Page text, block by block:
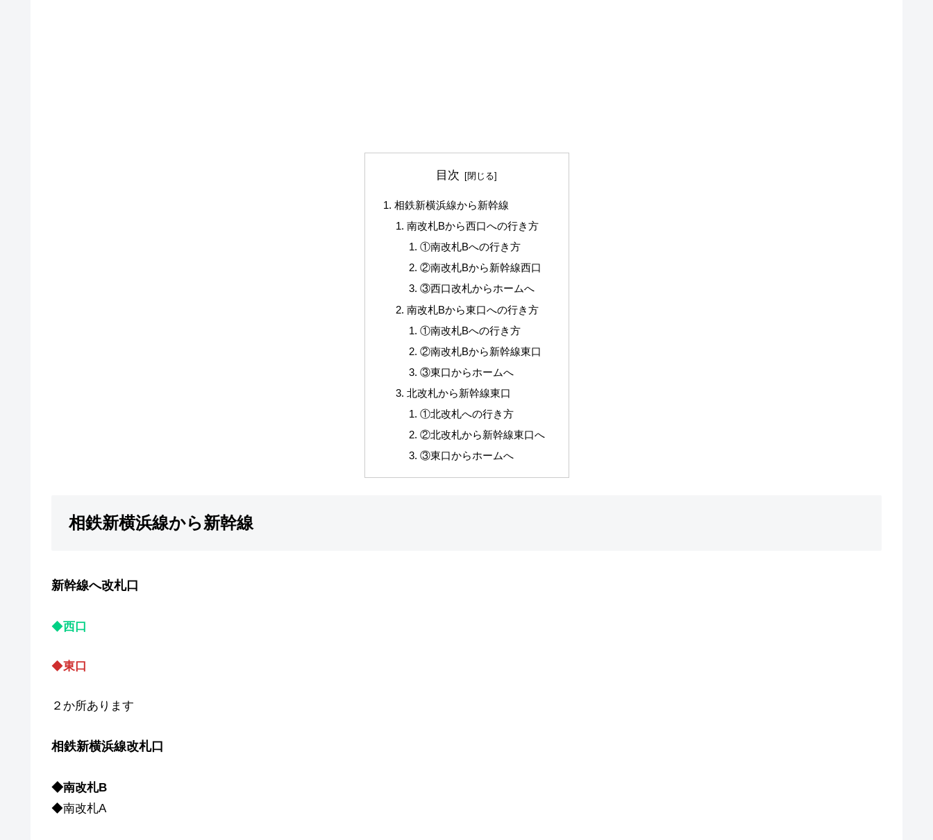
目次
相鉄新横浜線から新幹線
南改札Bから西口への行き方
①南改札Bへの行き方
②南改札Bから新幹線西口
③西口改札からホームへ
南改札Bから東口への行き方
①南改札Bへの行き方
②南改札Bから新幹線東口
③東口からホームへ
北改札から新幹線東口
①北改札への行き方
②北改札から新幹線東口へ
③東口からホームへ
相鉄新横浜線から新幹線
新幹線へ改札口
◆西口
◆東口
２か所あります
相鉄新横浜線改札口
◆南改札B
◆南改札A